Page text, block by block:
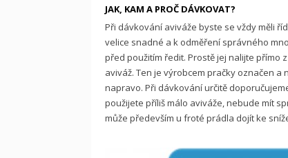
JAK, KAM A PROČ DÁVKOVAT?
Při dávkování aviváže byste se vždy měli
velice snadné a k odměření správného
před použitím ředit. Prostě jej nalijte přímo
aviváž. Ten je výrobcem pračky označen
napravo. Při dávkování určitě
použijete příliš málo aviváže, nebude mít
může především u froté prádla dojít ke